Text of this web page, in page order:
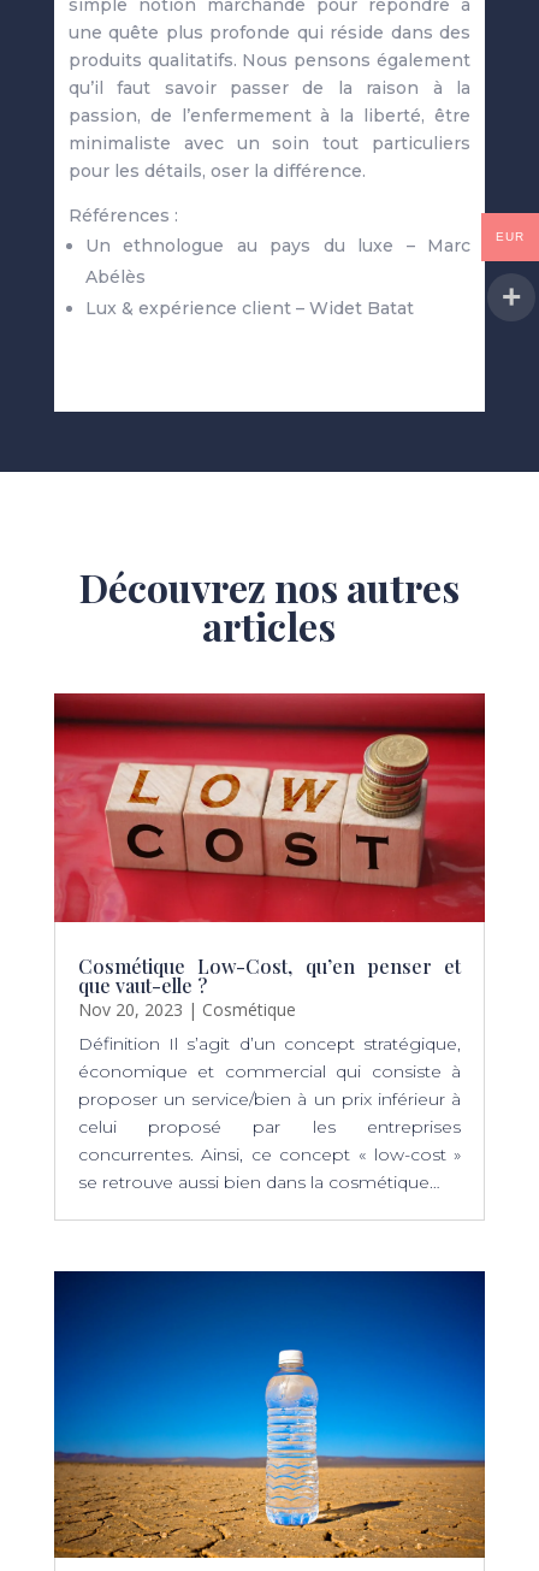
une quête plus profonde qui réside dans des
produits qualitatifs. Nous pensons également
qu’il faut savoir passer de la raison à la
passion, de l’enfermement à la liberté, être
minimaliste avec un soin tout particuliers
pour les détails, oser la différence.
Références :
Un ethnologue au pays du luxe – Marc
Abélès
Lux & expérience client – Widet Batat
Découvrez nos autres
articles
Cosmétique Low-Cost, qu’en penser et
que vaut-elle ?
Nov 20, 2023 | Cosmétique
Définition Il s’agit d’un concept stratégique,
économique et commercial qui consiste à
proposer un service/bien à un prix inférieur à
celui proposé par les entreprises
concurrentes. Ainsi, ce concept « low-cost »
se retrouve aussi bien dans la cosmétique…
EUR